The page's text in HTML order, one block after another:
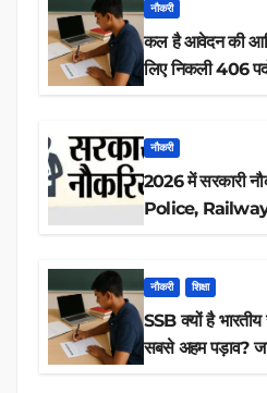
नौकरी
कल है आवेदन की
लिए निकली 406
नौकरी
2026 में सरकारी
Police,
नौकरी शिक्षा
SSB क्यों है
सबसे अहम पड़ाव?